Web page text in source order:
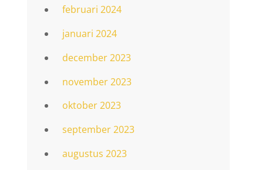
februari 2024
januari 2024
december 2023
november 2023
oktober 2023
september 2023
augustus 2023